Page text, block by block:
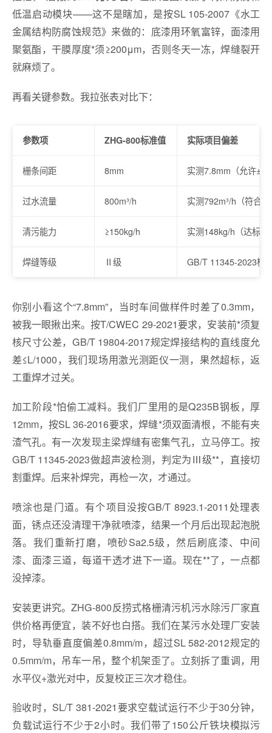
低温启动模块——这不是瞎加，是按SL 105-2007《水工
金属结构防腐蚀规范》来做的：底漆用环氧富锌，面漆用
聚氨酯，干膜厚度*须≥200μm，否则冬天一冻，焊缝裂开
就麻烦了。
再看关键参数。我拉张表对比下：
参数项 ZHG-800标准值 实际项目偏差
栅条间距 8mm 实测7.8mm（允许
过水流量 800m³/h 实测792m³/h（符合
清污能力 ≥150kg/h 实测148kg/h（达标）
焊缝等级 Ⅱ级 GB/T 11345-2023检
你别小看这个“7.8mm”，当时车间做样件时差了0.3mm，
被我一眼揪出来。按T/CWEC 29-2021要求，安装前*须复
核尺寸公差，GB/T 19804-2017规定焊接结构的直线度允
差≤L/1000，我们现场用激光测距仪一测，果然超标，返
工重焊才过关。
加工阶段*怕偷工减料。我们厂里用的是Q235B钢板，厚
12mm，按SL 36-2016要求，焊缝*须双面清根，不能有夹
渣气孔。有一次发现主梁焊缝有密集气孔，立马停工。按
GB/T 11345-2023做超声波检测，判定为Ⅲ级**，直接切
割重焊。后来补焊完，再检一次，才通过。
喷涂也是门道。有个项目没按GB/T 8923.1-2011处理表
面，锈点还没清理干净就喷漆，结果一个月后出现起泡脱
落。我们重新打磨，喷砂Sa2.5级，然后刷底漆、中间
漆、面漆三道，每道干透才进下一道。现在**了，一点都
没掉漆。
安装更讲究。ZHG-800反捞式格栅清污机污水除污厂家直
供价格再便宜，装不好也白搭。我们在某污水处理厂安装
时，导轨垂直度偏差0.8mm/m，超过SL 582-2012规定的
0.5mm/m，吊车一吊，整个机架歪了。立刻拆了重调，用
水平仪+激光对中，反复校正三次才稳住。
验收时，SL/T 381-2021要求空载试运行不少于30分钟，
负载试运行不少于2小时。我们带了150公斤铁块模拟污